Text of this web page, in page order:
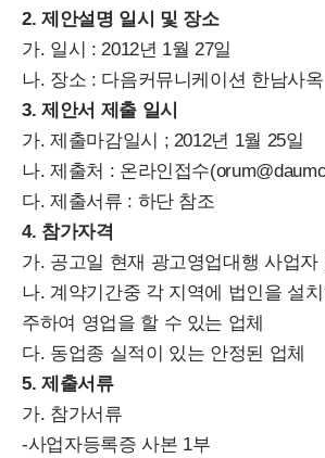
2. 제안설명 일시 및 장소
가. 일시 : 2012년 1월 27일
나. 장소 : 다음커뮤니케이션 한남사옥
3. 제안서 제출 일시
가. 제출마감일시 ; 2012년 1월 25일
나. 제출처 : 온라인접수
다. 제출서류 : 하단 참조
4. 참가자격
가. 공고일 현재 광고영업대행 사업자
나. 계약기간중 각 지역에 법인을 설
주하여 영업을 할 수 있는 업체
다. 동업종 실적이 있는 안정된 업체
5. 제출서류
가. 참가서류
-사업자등록증 사본 1부